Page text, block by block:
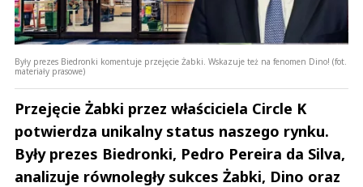
Były prezes Biedronki komentuje przejęcie Żabki. Wskazuje też na fenomen Dino! (fot.
materiały prasowe)
Przejęcie Żabki przez właściciela Circle K
potwierdza unikalny status naszego rynku.
Były prezes Biedronki, Pedro Pereira da Silva,
analizuje równoległy sukces Żabki, Dino oraz